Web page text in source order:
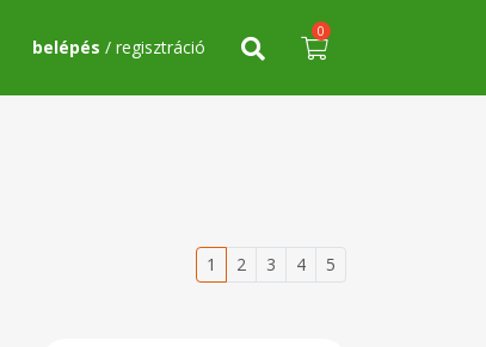
belépés / regisztráció
0
1 2 3 4 5